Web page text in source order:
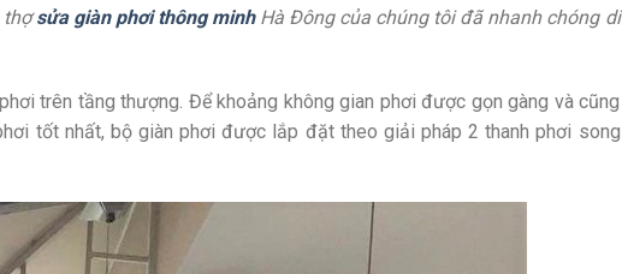
thợsửa giàn phơi thông minhHà Đông của chúng tôi đã nhanh chóng di
trên tầng thượng. Để khoảng không gian phơi được gọn gàng và cũng
tốt nhất, bộ giàn phơi được lắp đặt theo giải pháp 2 thanh phơi song